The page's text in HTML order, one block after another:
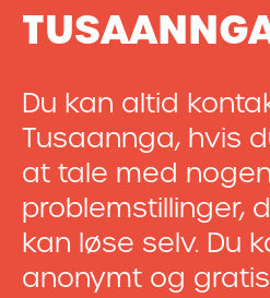
Du kan altid
Tusaannga, hvis
at tale med
problemstillinger,
kan løse selv. Du
anonymt og